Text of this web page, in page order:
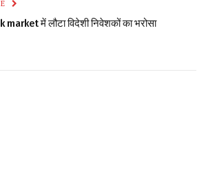
में लौटा विदेशी निवेशकों का भरोसा